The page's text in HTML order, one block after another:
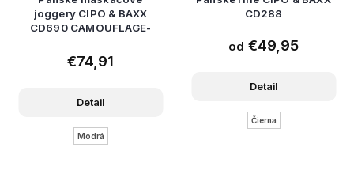
joggery CIPO & BAXX
CD690 CAMOUFLAGE-
€74,91
Detail
Modrá
CD288
od €49,95
Detail
Čierna